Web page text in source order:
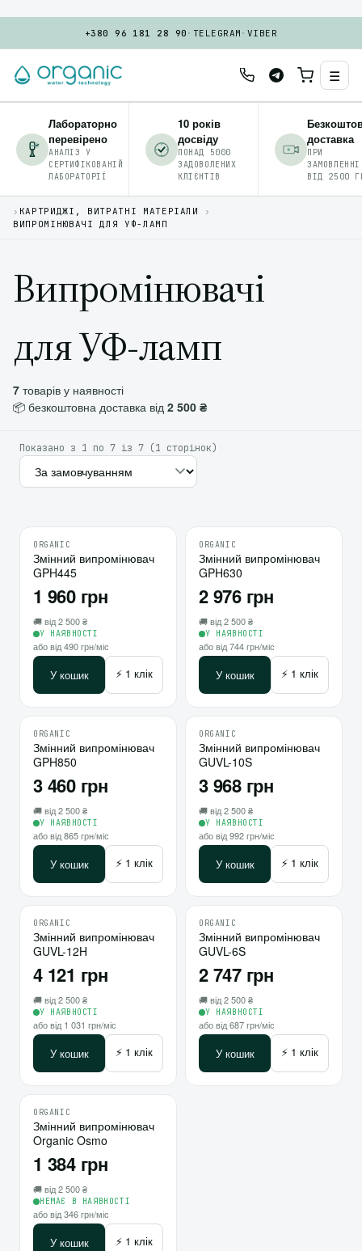
+380 96 181 28 90 · TELEGRAM · VIBER
☰
Лабораторно
перевірено
АНАЛІЗ У
СЕРТИФІКОВАНІЙ
ЛАБОРАТОРІЇ
10 років
досвіду
ПОНАД 5000
ЗАДОВОЛЕНИХ
КЛІЄНТІВ
доставка
ПРИ
ЗАМОВЛЕННІ
ВІД 2500
› КАРТРИДЖІ, ВИТРАТНІ МАТЕРІАЛИ
›
ВИПРОМІНЮВАЧІ ДЛЯ УФ-ЛАМП
Випромінювачі
для УФ-ламп
7 товарів у наявності
📦 безкоштовна доставка від 2 500 ₴
Показано з 1 по 7 із 7 (1 сторінок)
10
ORGANIC
Змінний випромінювач
GPH445
1 960 грн
🚚 від 2 500 ₴
У НАЯВНОСТІ
або від 490 грн/міс
У кошик ⚡ 1 клік
10
ORGANIC
Змінний випромінювач
GPH630
2 976 грн
🚚 від 2 500 ₴
У НАЯВНОСТІ
або від 744 грн/міс
У кошик ⚡ 1 клік
10
ORGANIC
Змінний випромінювач
GPH850
3 460 грн
🚚 від 2 500 ₴
У НАЯВНОСТІ
або від 865 грн/міс
У кошик ⚡ 1 клік
10
ORGANIC
Змінний випромінювач
GUVL-10S
3 968 грн
🚚 від 2 500 ₴
У НАЯВНОСТІ
або від 992 грн/міс
У кошик ⚡ 1 клік
10
ORGANIC
Змінний випромінювач
GUVL-12H
4 121 грн
🚚 від 2 500 ₴
У НАЯВНОСТІ
або від 1 031 грн/міс
У кошик ⚡ 1 клік
10
ORGANIC
Змінний випромінювач
GUVL-6S
2 747 грн
🚚 від 2 500 ₴
У НАЯВНОСТІ
або від 687 грн/міс
У кошик ⚡ 1 клік
10
ORGANIC
Змінний випромінювач
Organic Osmo
1 384 грн
🚚 від 2 500 ₴
НЕМАЄ В НАЯВНОСТІ
або від 346 грн/міс
У кошик ⚡ 1 клік